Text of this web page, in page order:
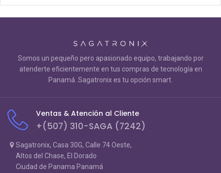
Somos un pequeño pero apasionado equipo, trabajando por
atenderte eficientemente en tus compras de tecnología en
Panamá. Sagatronix es tu opción smart.
Ventas & Atención al Cliente
+(507) 310-SAGA (7242)
Sagatronix, Casa 30G, Calle 74 Oeste,
Altos del Chase, El Dorado
Ciudad de Panama Panamá